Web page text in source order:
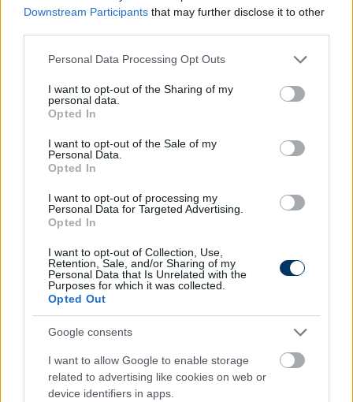
Downstream Participants that may further disclose it to other
Please note that this website/app uses one or more Google
not limited to your visit or usage behaviour. You may click to
grant or deny consent to Google and its third-party tags to
use your data for below specified purposes in below Google
consent section.
Personal Data Processing Opt Outs
I want to opt-out of the Sharing of my
personal data.
Opted In
I want to opt-out of the Sale of my
Personal Data.
Opted In
I want to opt-out of processing my
Personal Data for Targeted Advertising.
Opted In
I want to opt-out of Collection, Use,
Retention, Sale, and/or Sharing of my
Personal Data that Is Unrelated with the
Purposes for which it was collected.
Opted Out
Google consents
I want to allow Google to enable storage
related to advertising like cookies on web or
device identifiers in apps.
Sabitzer 2-1